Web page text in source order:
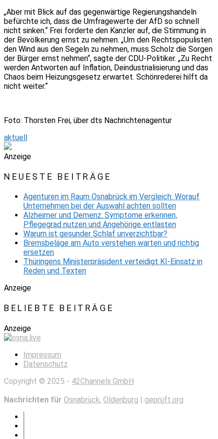
„Aber mit Blick auf das gegenwärtige Regierungshandeln
befürchte ich, dass die Umfragewerte der AfD so schnell
nicht sinken.“ Frei forderte den Kanzler auf, die Stimmung in
der Bevölkerung ernst zu nehmen. „Um den Rechtspopulisten
den Wind aus den Segeln zu nehmen, muss Scholz die Sorgen
der Bürger ernst nehmen“, sagte der CDU-Politiker. „Zu Recht
werden Antworten auf Inflation, Deindustrialisierung und das
Chaos beim Heizungsgesetz erwartet. Schönrederei hilft da
nicht weiter.“
Foto: Thorsten Frei, über dts Nachrichtenagentur
aktuell
Anzeige
NEUESTE BEITRÄGE
Agenturen im Raum Osnabrück im Vergleich: Worauf
Unternehmen bei der Auswahl achten sollten
Alzheimer und Demenz: Symptome erkennen,
Pflegegrad nutzen und Angehörige entlasten
Warum ist gesunder Schlaf unverzichtbar?
Bremsbeläge am Auto verstehen warten und richtig
ersetzen
Thüringens Ministerpräsident verteidigt KI-Einsatz in
Reden und Texten
Anzeige
BELIEBTE BEITRÄGE
Anzeige
Impressum
Datenschutz
Copyright © 2025 - 42Channels GmbH
Nachrichten für Osnabrück, Oldenburg | geprüft.org